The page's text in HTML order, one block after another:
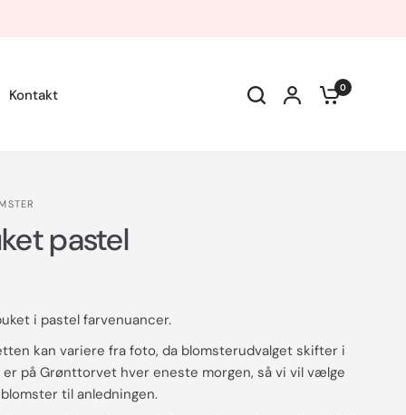
Kontakt 0
pastel
i pastel farvenuancer.
kan variere fra foto, da blomsterudvalget skifter i
på Grønttorvet hver eneste morgen, så vi vil vælge
til anledningen.